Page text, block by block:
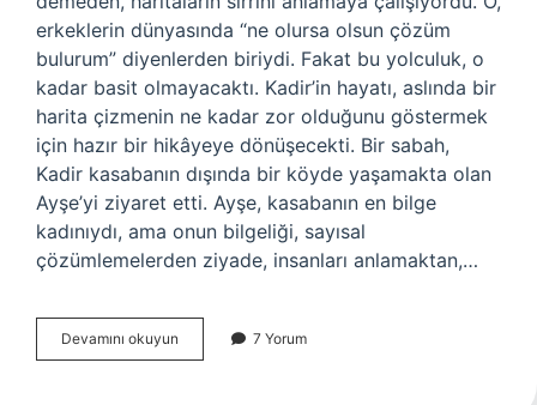
erkeklerin dünyasında “ne olursa olsun çözüm
bulurum” diyenlerden biriydi. Fakat bu yolculuk, o
kadar basit olmayacaktı. Kadir’in hayatı, aslında bir
harita çizmenin ne kadar zor olduğunu göstermek
için hazır bir hikâyeye dönüşecekti. Bir sabah,
Kadir kasabanın dışında bir köyde yaşamakta olan
Ayşe’yi ziyaret etti. Ayşe, kasabanın en bilge
kadınıydı, ama onun bilgeliği, sayısal
çözümlemelerden ziyade, insanları anlamaktan,…
Devamını okuyun Halihazır
harita
7 Yorum